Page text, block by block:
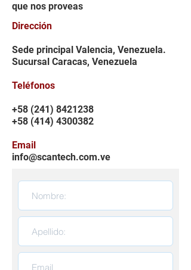
que nos proveas
Dirección
Sede principal Valencia, Venezuela.
Sucursal Caracas, Venezuela
Teléfonos
+58 (241) 8421238
+58 (414) 4300382
Email
info@scantech.com.ve